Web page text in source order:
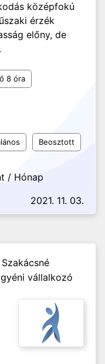
középfokú
érzék
előny, de
8 óra
Beosztott
/ Hónap
2021. 11. 03.
Szakácsné
vállalkozó